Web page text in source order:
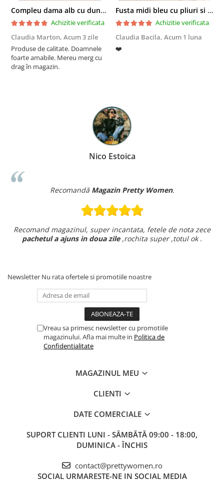
Compleu dama alb cu dungi laterale in nuante de verde si negru
Achizitie verificata
Claudia Marton, Acum 3 zile
Produse de calitate. Doamnele
foarte amabile. Mereu merg cu
drag în magazin.
Fusta midi bleu cu pliuri si buzunare
Achizitie verificata
Claudia Bacila, Acum 1 luna
❤️
Nico Estoica
Recomandă Magazin Pretty Women.
Recomand magazinul, super incantata, fetele de nota zece
pachetul a ajuns in doua zile,rochita super ,totul ok .
Newsletter Nu rata ofertele si promotiile noastre
Vreau sa primesc newsletter cu promotiile
magazinului. Afla mai multe in Politica de
Confidentialitate
MAGAZINUL MEU
CLIENTI
DATE COMERCIALE
SUPORT CLIENTI LUNI - SÂMBĂTĂ 09:00 - 18:00,
DUMINICA - ÎNCHIS
contact@prettywomen.ro
SOCIAL URMARESTE-NE IN SOCIAL MEDIA